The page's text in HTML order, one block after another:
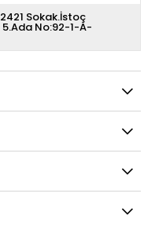
Sokak.İstoç
No:92-1-A-